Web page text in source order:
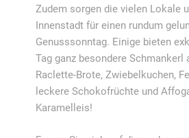
Zudem sorgen die vielen Lokale
Innenstadt für einen rundum
Genusssonntag. Einige bieten
Tag ganz besondere Schmankerl
Raclette-Brote, Zwiebelkuchen,
leckere Schokofrüchte und
Karamelleis!